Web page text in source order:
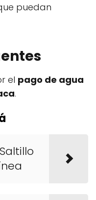
puedan
el pago de agua
.